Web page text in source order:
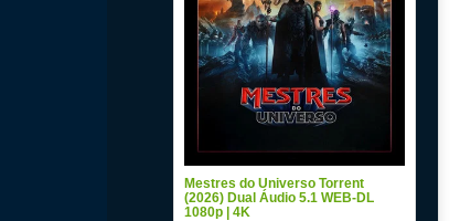
Mestres do Universo Torrent
(2026) Dual Áudio 5.1 WEB-DL
1080p | 4K